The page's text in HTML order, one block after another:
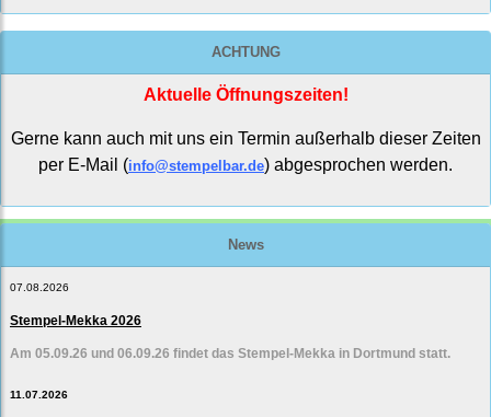
ACHTUNG
Aktuelle Öffnungszeiten!
Gerne kann auch mit uns ein Termin außerhalb dieser Zeiten
per E-Mail (info@stempelbar.de) abgesprochen werden.
News
07.08.2026
Stempel-Mekka 2026
Am 05.09.26 und 06.09.26 findet das Stempel-Mekka in Dortmund statt.
11.07.2026